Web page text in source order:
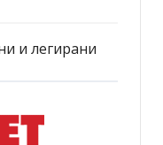
и легирани